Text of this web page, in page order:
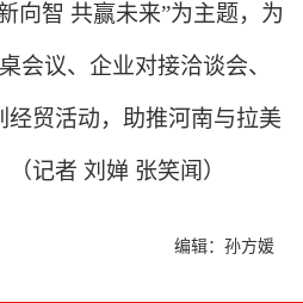
智 共赢未来”为主题，为
会议、企业对接洽谈会、
经贸活动，助推河南与拉美
记者 刘婵 张笑闻）
编辑：孙方媛